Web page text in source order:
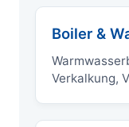
Boiler &
Verkalkung,